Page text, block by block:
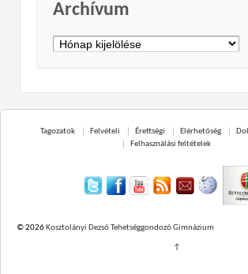
Archívum
Archívum
Tagozatok Felvételi Érettségi Elérhetőség
Felhasználási feltételek
© 2026 Kosztolányi Dezső Tehetséggondozó Gimnázium
↑